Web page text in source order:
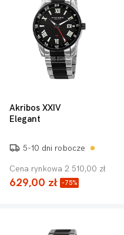
Akribos XXIV
Elegant
5-10 dni robocze
Cena rynkowa 2 510,00 zł
629,00 zł -75%